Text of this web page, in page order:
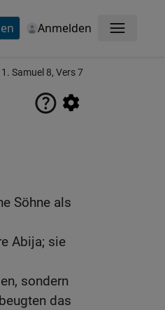
Anmelden Menü
1. Samuel 8, Vers 7
Söhne als
Abija; sie
sondern
das